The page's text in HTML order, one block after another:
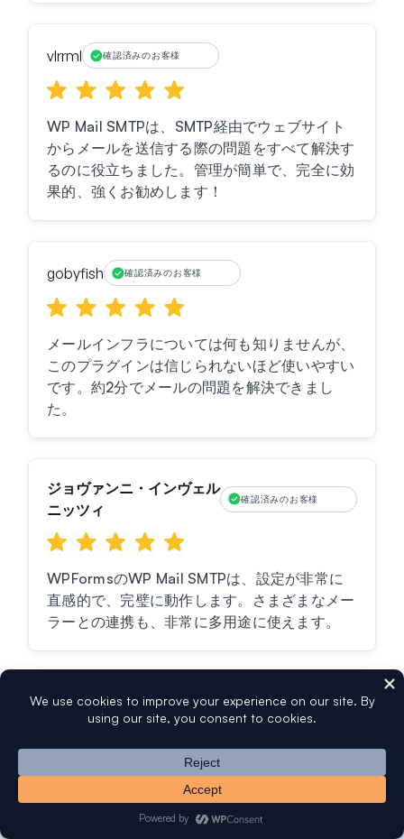
vlrrml 確認済みのお客様
WP Mail SMTPは、SMTP経由でウェブサイト
からメールを送信する際の問題をすべて解決す
るのに役立ちました。管理が簡単で、完全に効
果的、強くお勧めします！
gobyfish 確認済みのお客様
メールインフラについては何も知りませんが、
このプラグインは信じられないほど使いやすい
です。約2分でメールの問題を解決できまし
た。
ジョヴァンニ・インヴェル
ニッツィ
確認済みのお客様
WPFormsのWP Mail SMTPは、設定が非常に
直感的で、完璧に動作します。さまざまなメー
ラーとの連携も、非常に多用途に使えます。
comleads 確認済みのお客様
インストール、設定、メールシステムの稼働が
簡単です。メールの問題を解決するためにこれ
を使用するのは初めてではありません。開発者